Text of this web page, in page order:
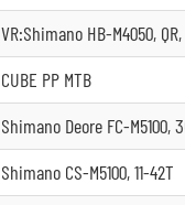
VR:Shimano HB-M4050,
CUBE PP MTB
Shimano Deore FC-M5100,
Shimano CS-M5100, 11-42T